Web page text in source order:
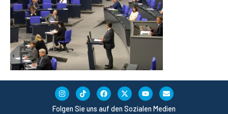
Folgen Sie uns auf den Sozialen Medien